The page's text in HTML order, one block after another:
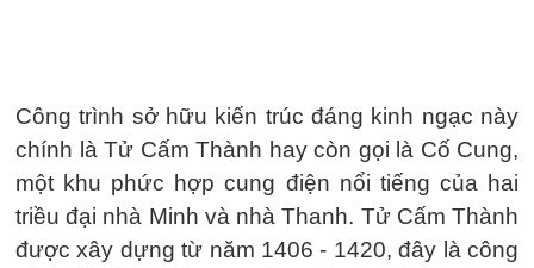
Công trình sở hữu kiến trúc đáng kinh ngạc này
chính là Tử Cấm Thành hay còn gọi là Cố Cung,
một khu phức hợp cung điện nổi tiếng của hai
triều đại nhà Minh và nhà Thanh. Tử Cấm Thành
được xây dựng từ năm 1406 - 1420, đây là công